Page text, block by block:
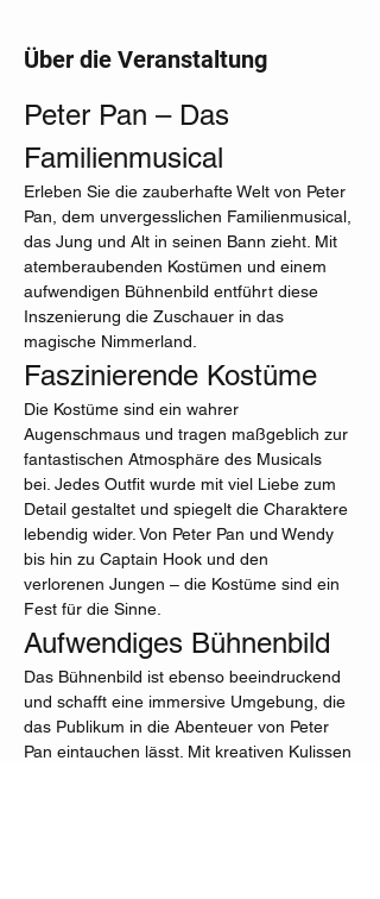
Über die Veranstaltung
Peter Pan – Das
Familienmusical
Erleben Sie die zauberhafte Welt von Peter
Pan, dem unvergesslichen Familienmusical,
das Jung und Alt in seinen Bann zieht. Mit
atemberaubenden Kostümen und einem
aufwendigen Bühnenbild entführt diese
Inszenierung die Zuschauer in das
magische Nimmerland.
Faszinierende Kostüme
Die Kostüme sind ein wahrer
Augenschmaus und tragen maßgeblich zur
fantastischen Atmosphäre des Musicals
bei. Jedes Outfit wurde mit viel Liebe zum
Detail gestaltet und spiegelt die Charaktere
lebendig wider. Von Peter Pan und Wendy
bis hin zu Captain Hook und den
verlorenen Jungen – die Kostüme sind ein
Fest für die Sinne.
Aufwendiges Bühnenbild
Das Bühnenbild ist ebenso beeindruckend
und schafft eine immersive Umgebung, die
das Publikum in die Abenteuer von Peter
Pan eintauchen lässt. Mit kreativen Kulissen